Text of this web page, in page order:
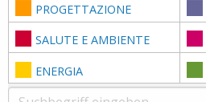
PROGETTAZIONE
SALUTE E AMBIENTE
ENERGIA